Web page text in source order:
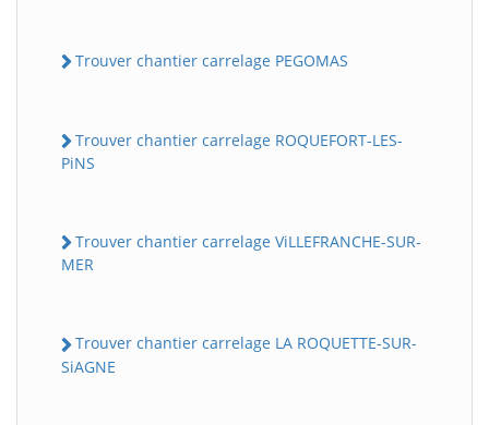
Trouver chantier carrelage PEGOMAS
Trouver chantier carrelage ROQUEFORT-LES-
PiNS
Trouver chantier carrelage ViLLEFRANCHE-SUR-
MER
Trouver chantier carrelage LA ROQUETTE-SUR-
SiAGNE